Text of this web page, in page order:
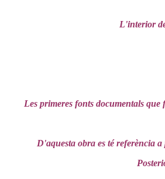
L'interior
Les primeres fonts documentals
D'aquesta obra es té referència